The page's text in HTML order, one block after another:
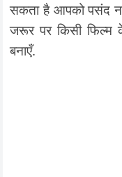
सकता है आपको पसंद न
जरूर पर किसी फिल्म
बनाएँ.